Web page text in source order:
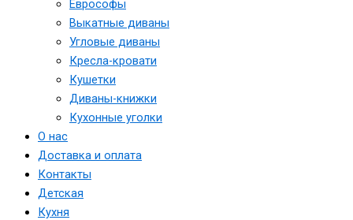
Еврософы
Выкатные диваны
Угловые диваны
Кресла-кровати
Кушетки
Диваны-книжки
Кухонные уголки
О нас
Доставка и оплата
Контакты
Детская
Кухня